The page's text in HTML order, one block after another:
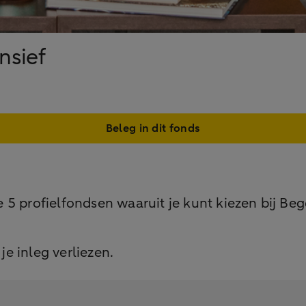
Beleg in dit fonds
5 profielfondsen waaruit je kunt kiezen bij
inleg verliezen.